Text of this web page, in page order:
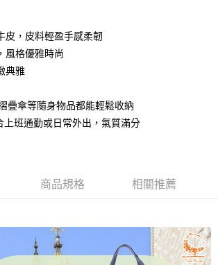
台中商業銀行
行
中國信託商業銀行
台北富邦商業銀行
兆豐國際商業銀行
行
永豐商業銀行
星展（台灣）商業銀行
含以上)免運費
含以上)免運費
皮，皮料輕盈手感柔韌
風格優雅時尚
典雅
疊傘等隨身物品都能輕鬆收納
上班通勤或日常外出，氣質滿分
商品規格 相關推薦